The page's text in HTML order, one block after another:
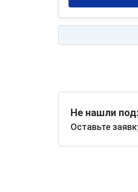
Не нашли
Оставьте